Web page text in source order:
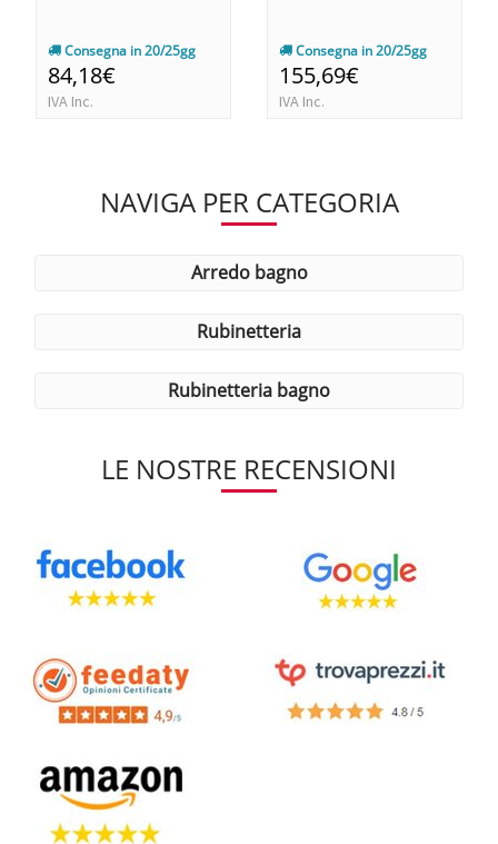
Consegna in 20/25gg
84,18€
IVA Inc.
Consegna in 20/25gg
155,69€
IVA Inc.
NAVIGA PER CATEGORIA
arredo bagno
rubinetteria
rubinetteria bagno
LE NOSTRE RECENSIONI